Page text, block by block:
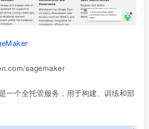
sagemaker
一个全托管服务，用于构建、训练和部